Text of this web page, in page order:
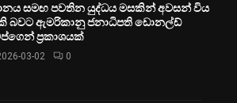
සමඟ පවතින යුද්ධය මසකින් අවසන් විය
බවට ඇමරිකානු ජනාධිපති ඩොනල්ඩ්
ප්‍රකාශයක්
03-02 0